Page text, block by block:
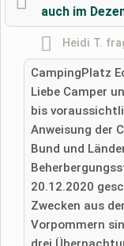
öffentliche
Bitte
Besucher sichtbar.
Klicken Sie hier
Stellplatz-Eintrag
auch im
Heidi T.
CampingPlatz
Liebe Camper
bis
Anweisung der
Bund und
20.12.2020
Zwecken aus
Vorpommern